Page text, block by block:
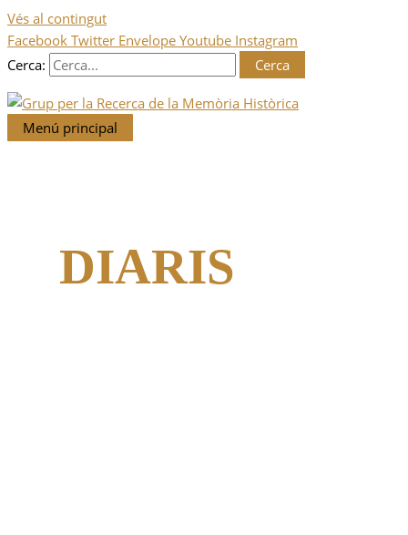
Vés al contingut
Facebook Twitter Envelope Youtube Instagram
Cerca:
Menú principal
DIARIS